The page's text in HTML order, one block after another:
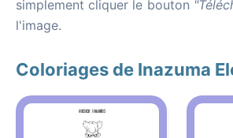
simplement cliquer le bouton
l'image.
Coloriages de Inazuma